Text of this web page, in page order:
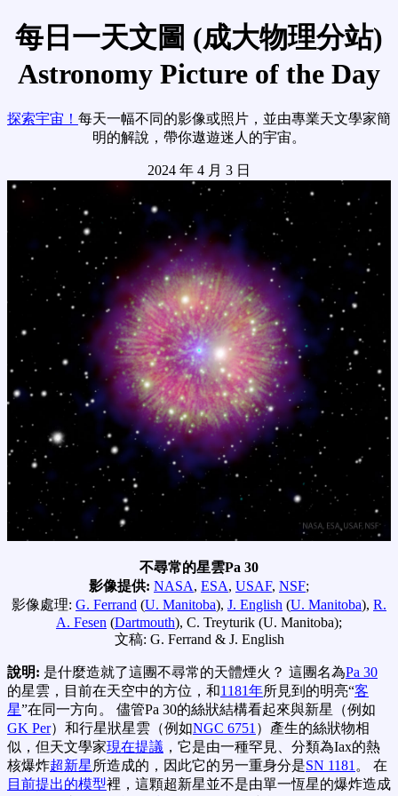
每日一天文圖 (成大物理分站)
Astronomy Picture of the Day
探索宇宙！ 每天一幅不同的影像或照片，並由專業天文學家簡
明的解說，帶你遨遊迷人的宇宙。
2024 年 4 月 3 日
不尋常的星雲Pa 30
影像提供: NASA, ESA, USAF, NSF;
影像處理: G. Ferrand (U. Manitoba), J. English (U. Manitoba), R.
A. Fesen (Dartmouth), C. Treyturik (U. Manitoba);
文稿: G. Ferrand & J. English
說明: 是什麼造就了這團不尋常的天體煙火？ 這團名為Pa 30
的星雲，目前在天空中的方位，和1181年所見到的明亮“客
星”在同一方向。 儘管Pa 30的絲狀結構看起來與新星（例如
GK Per）和行星狀星雲（例如NGC 6751 ）產生的絲狀物相
似，但天文學家現在提議 ，它是由一種罕見、分類為Iax的熱
核爆炸超新星 所造成的，因此它的另一重身分是SN 1181 。 在
目前提出的模型裡，這顆超新星並不是由單一恆星的爆炸造成